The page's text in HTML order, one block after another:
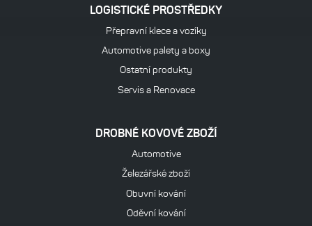
LOGISTICKÉ PROSTŘEDKY
Přepravní klece a vozíky
Automotive palety a boxy
Ostatní produkty
Servis a Renovace
DROBNÉ KOVOVÉ ZBOŽÍ
Automotive
Železářské zboží
Obuvní kování
Oděvní kování